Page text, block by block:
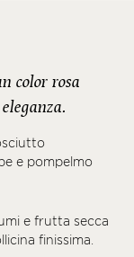
color rosa
e pompelmo
e frutta secca
finissima.